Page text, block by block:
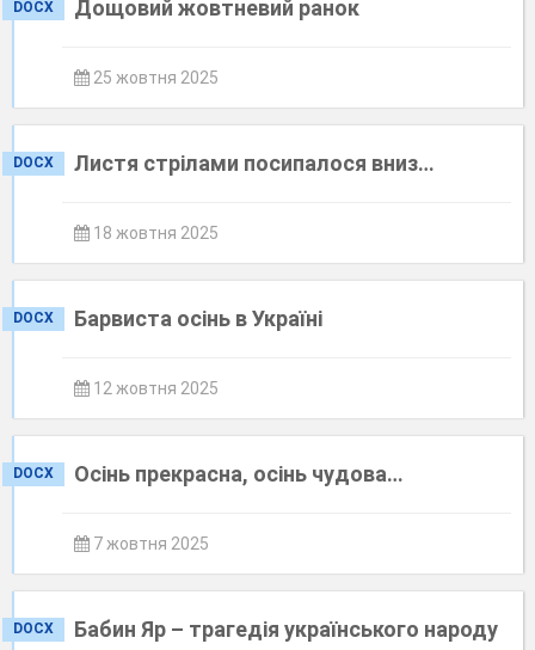
DOCX Дощовий жовтневий ранок
25 жовтня 2025
DOCX Листя стрілами посипалося вниз…
18 жовтня 2025
DOCX Барвиста осінь в Україні
12 жовтня 2025
DOCX Осінь прекрасна, осінь чудова…
7 жовтня 2025
DOCX Бабин Яр – трагедія українського народу